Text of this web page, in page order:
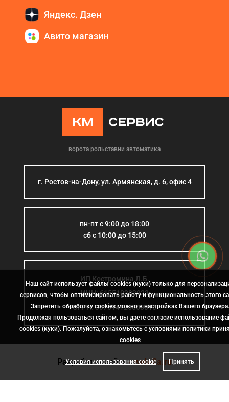
Яндекс. Дзен
Авито магазин
ворота рольставни автоматика
г. Ростов-на-Дону, ул. Армянская, д. 6, офис 4
пн-пт с 9:00 до 18:00
сб с 10:00 до 15:00
ИП Костромина Л.Б.
ИНН: 615510383923
ОГРН: 307614126000015
Разработка сайта- web-2a.ru
Наш сайт использует файлы cookies (куки) только для
сервисов, чтобы оптимизировать работу и функциональность этого
Запретить обработку cookies можно в настройках Вашего браузера.
Продолжая пользоваться сайтом, вы даете согласие использование
cookies (куки). Пожалуйста, ознакомьтесь с условиями политики
сookies
Условия использования cookie Принять